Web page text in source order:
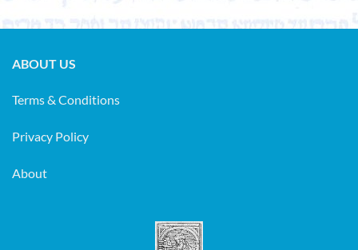
ABOUT US
Terms & Conditions
Privacy Policy
About